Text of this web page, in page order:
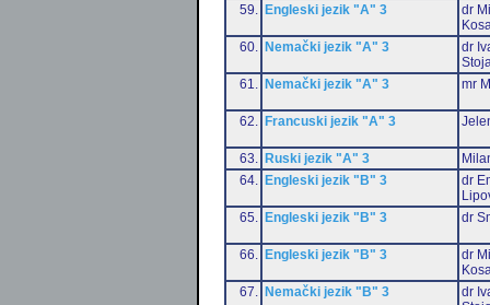
59.
Engleski jezik "A" 3
dr
60.
Nemački jezik "A" 3
dr
61.
Nemački jezik "A" 3 mr
62. Francuski jezik "A" 3
63. Ruski jezik "A" 3
64.
Engleski jezik "B" 3
dr
65.
Engleski jezik "B" 3 dr
66. Engleski jezik "B" 3
dr
67.
Nemački jezik "B" 3
dr